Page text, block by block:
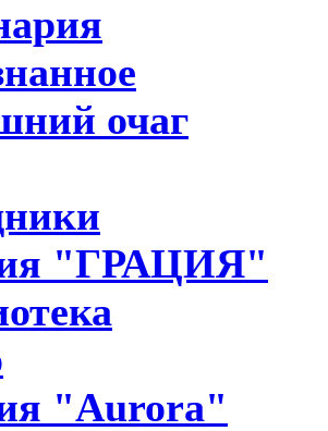
очаг
"ГРАЦИЯ"
"Aurora"